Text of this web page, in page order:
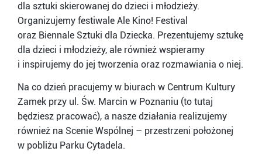
dla sztuki skierowanej do dzieci i młodzieży.
Organizujemy festiwale Ale Kino! Festival
oraz Biennale Sztuki dla Dziecka. Prezentujemy sztukę
dla dzieci i młodzieży, ale również wspieramy
i inspirujemy do jej tworzenia oraz rozmawiania o niej.
Na co dzień pracujemy w biurach w Centrum Kultury
Zamek przy ul. Św. Marcin w Poznaniu (to tutaj
będziesz pracować), a nasze działania realizujemy
również na Scenie Wspólnej – przestrzeni położonej
w pobliżu Parku Cytadela.